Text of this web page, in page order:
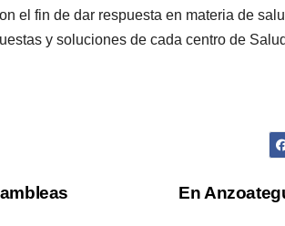
el fin de dar respuesta en materia de
y soluciones de cada centro de
En